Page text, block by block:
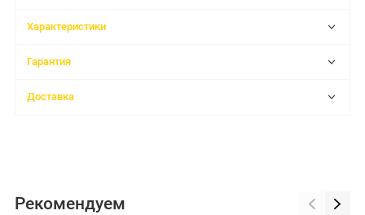
Характеристики
Гарантия
Доставка
Рекомендуем